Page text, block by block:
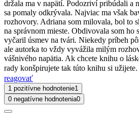
držala ma v napätí. Podozriví pribúdali a
sa pomaly odkrývala. Najviac ma však
rozhovory. Adriana som milovala, bol to
na správnom mieste. Obdivovala som ho
vyčaril úsmev na tvári. Niekedy príbeh
ale autorka to vždy vyvážila milým
vášnivého napätia. Ak chcete knihu o
rady konšpirujete tak túto knihu si užijete.
reagovať
1 pozitívne hodnotenie1
0 negatívne hodnotenia0